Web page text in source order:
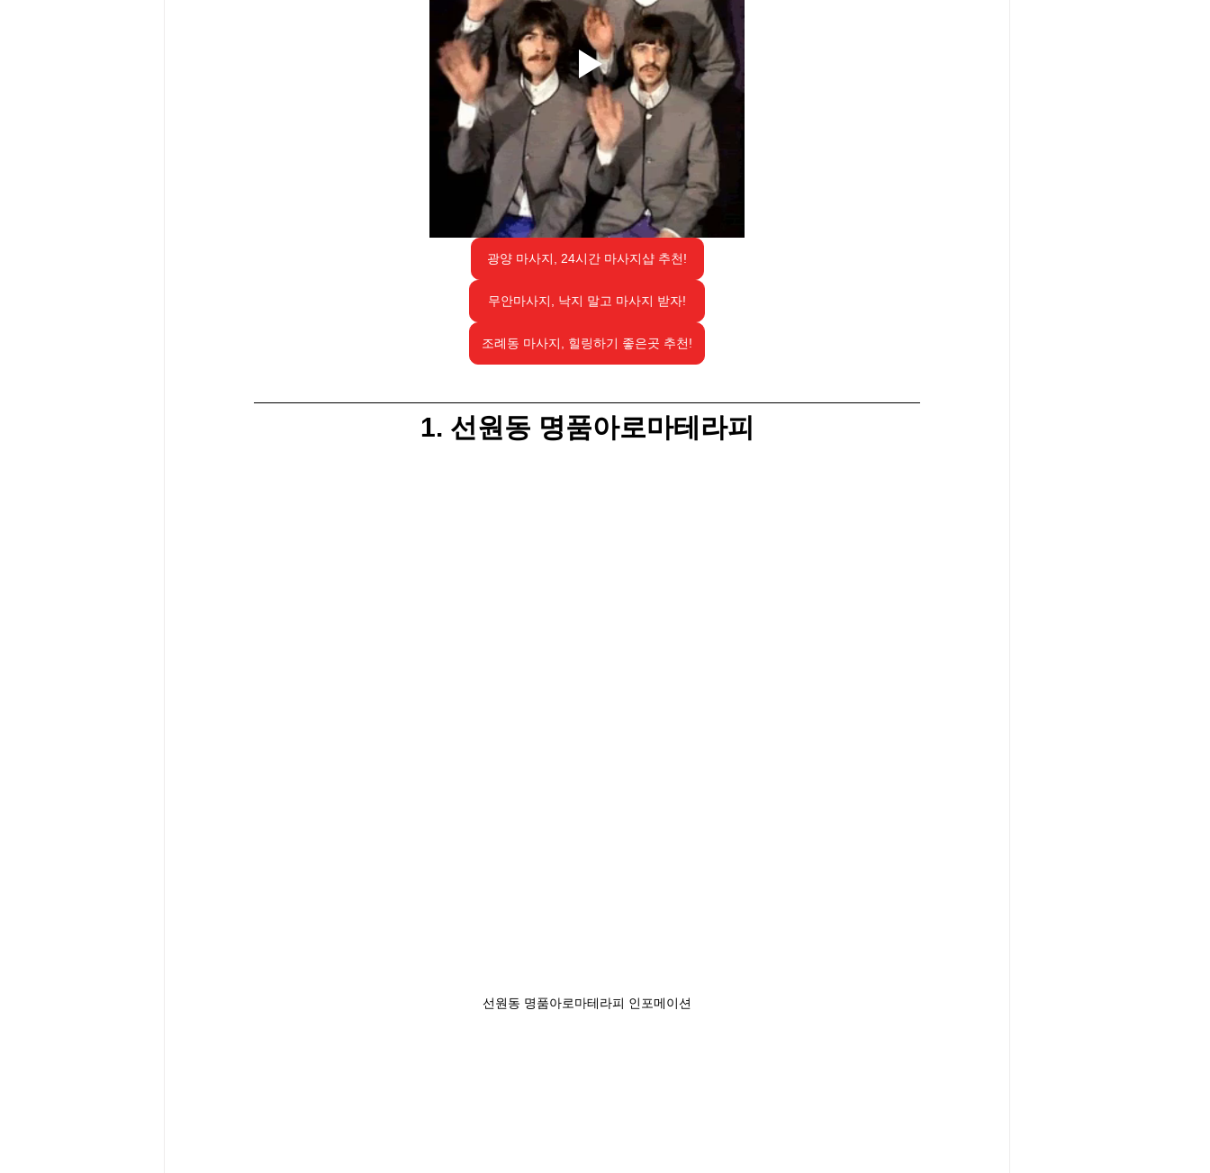
광양 마사지, 24시간 마사지샵 추천!
무안마사지, 낙지 말고 마사지 받자!
조례동 마사지, 힐링하기 좋은곳 추천!
1. 선원동 명품아로마테라피
선원동 명품아로마테라피 인포메이션